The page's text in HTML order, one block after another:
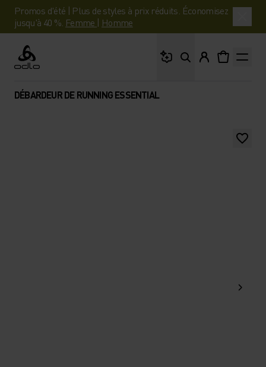
Promos d'été | Plus de styles à prix réduits. Économisez
jusqu'à 40 %. Femme | Homme
Odlo
DÉBARDEUR DE RUNNING ESSENTIAL